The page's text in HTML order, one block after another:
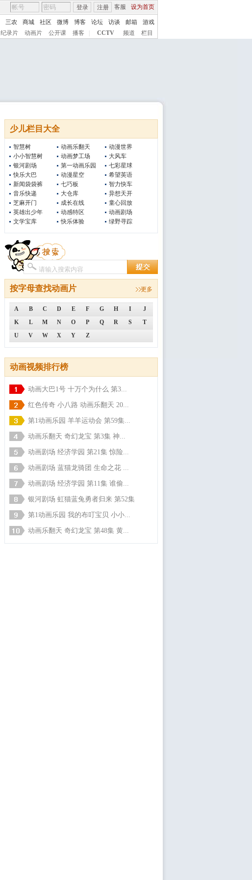
客服 设为首页
登录 注册
三农 商城 社区 微博 博客 论坛 访谈 邮箱
游戏
纪录片 动画片 公开课 播客 CCTV 频道 栏目
少儿栏目大全
智慧树
小小智慧树
银河剧场
快乐大巴
新闻袋袋裤
音乐快递
芝麻开门
英雄出少年
文学宝库
动画乐翻天
动画梦工场
第一动画乐园
动漫星空
七巧板
大仓库
成长在线
动感特区
快乐体验
动漫世界
大风车
七彩星球
希望英语
智力快车
异想天开
童心回放
动画剧场
绿野寻踪
按字母查找动画片 更多
A B C D E F G H I
J
K
L M N O P Q R S
T
U
V W X Y Z
动画视频排行榜
动画大巴1号 十万个为什么 第3...
红色传奇 小八路 动画乐翻天 20...
第1动画乐园 羊羊运动会 第59集...
动画乐翻天 奇幻龙宝 第3集 神...
动画剧场 经济学园 第21集 惊险...
动画剧场 蓝猫龙骑团 生命之花 ...
动画剧场 经济学园 第11集 谁偷...
银河剧场 虹猫蓝兔勇者归来 第52集
第1动画乐园 我的布叮宝贝 小小...
动画乐翻天 奇幻龙宝 第48集 黄...